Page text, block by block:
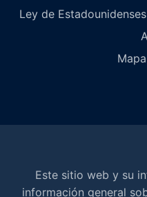
Ley de
Este sitio web y su
información general